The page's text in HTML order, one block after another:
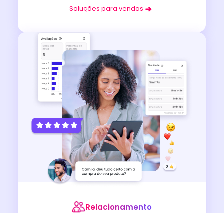
Soluções para vendas
Relacionamento